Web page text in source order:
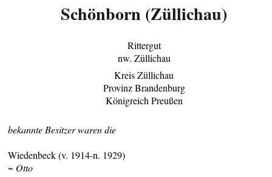
Schönborn (Züllichau)
Rittergut
nw. Züllichau
Kreis Züllichau
Provinz Brandenburg
Königreich Preußen
bekannte Besitzer waren die
Wiedenbeck (v. 1914-n. 1929)
~ Otto